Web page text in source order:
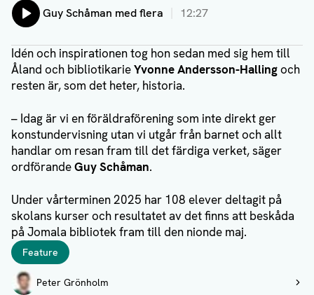
Lyssna på:
Guy Schåman med flera 12:27
Idén och inspirationen tog hon sedan med sig hem till
Åland och bibliotikarieYvonne Andersson-Hallingoch
resten är, som det heter, historia.
– Idag är vi en föräldraförening som inte direkt ger
konstundervisning utan vi utgår från barnet och allt
handlar om resan fram till det färdiga verket, säger
ordförandeGuy Schåman.
Under vårterminen 2025 har 108 elever deltagit på
skolans kurser och resultatet av det finns att beskåda
på Jomala bibliotek fram till den nionde maj.
Taggar
Feature
Författare
Peter Grönholm
Visa profil